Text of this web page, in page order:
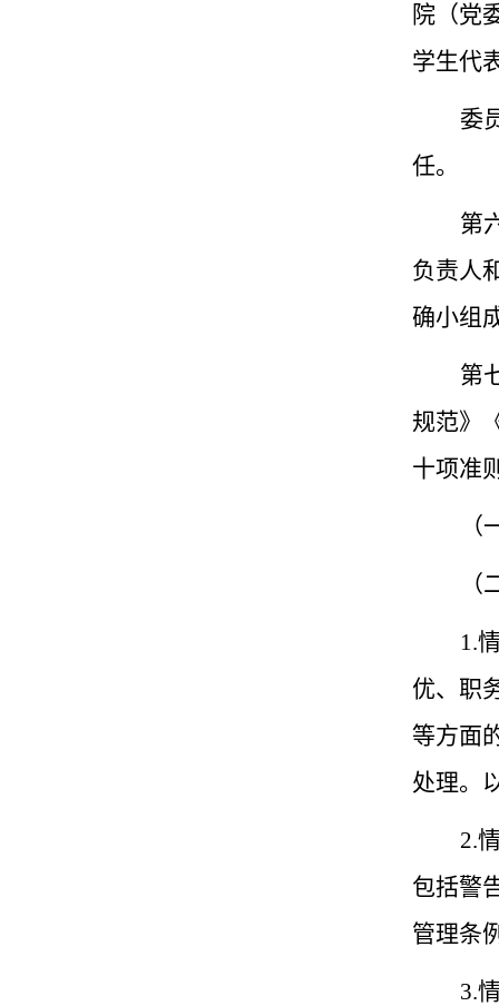
院（党
学生代
委
任。
第
负责人
确小组
第
规范》
十项准
1.
优、职
等方面
处理。
2.
包括警
管理条
3.